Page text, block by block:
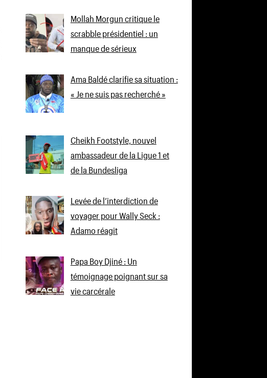
Mollah Morgun critique le
scrabble présidentiel : un
manque de sérieux
Ama Baldé clarifie sa situation :
« Je ne suis pas recherché »
Cheikh Footstyle, nouvel
ambassadeur de la Ligue 1 et
de la Bundesliga
Levée de l’interdiction de
voyager pour Wally Seck :
Adamo réagit
Papa Boy Djiné : Un
témoignage poignant sur sa
vie carcérale